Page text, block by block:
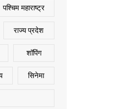
पश्चिम महाराष्ट्र
राज्य प्रदेश
शॉपिंग
सिनेमा